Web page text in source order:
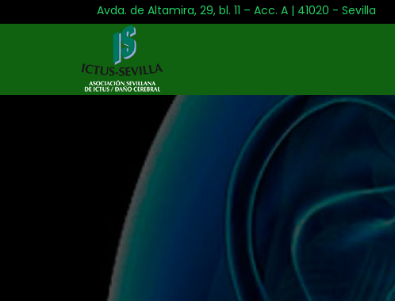
Avda. de Altamira, 29, bl. 11 – Acc. A | 41020 - Sevilla